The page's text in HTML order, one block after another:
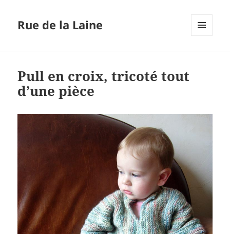
Rue de la Laine
Pull en croix, tricoté tout
d’une pièce